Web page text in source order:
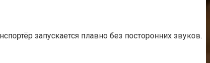
запускается плавно без посторонних звуков.